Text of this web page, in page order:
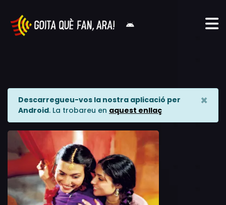
Descarregueu-vos la nostra aplicació per
Android. La trobareu en aquest enllaç
×